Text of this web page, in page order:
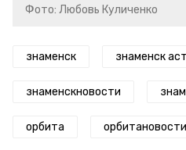
Фото: Любовь Куличенко
знаменск знаменск
знаменскновости
орбита орбитановости